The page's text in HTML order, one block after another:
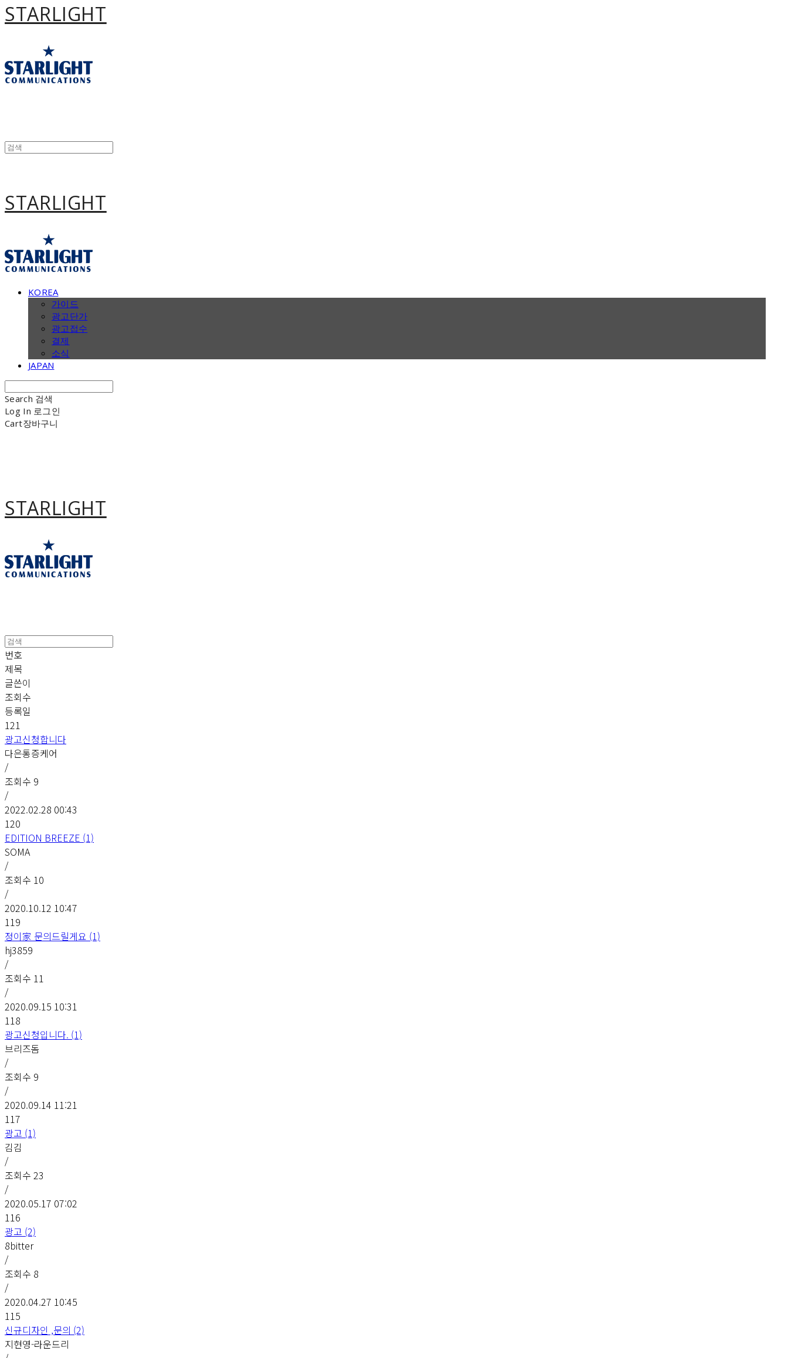
STARLIGHT
STARLIGHT
KOREA
가이드
광고단가
광고접수
결제
소식
JAPAN
Search 검색
Log In 로그인
Cart장바구니
STARLIGHT
번호
제목
글쓴이
조회수
등록일
121
광고신청합니다
다은통증케어
/
조회수 9
/
2022.02.28 00:43
120
EDITION BREEZE (1)
SOMA
/
조회수 10
/
2020.10.12 10:47
119
정이家 문의드릴게요 (1)
hj3859
/
조회수 11
/
2020.09.15 10:31
118
광고신청입니다. (1)
브리즈돔
/
조회수 9
/
2020.09.14 11:21
117
광고 (1)
김김
/
조회수 23
/
2020.05.17 07:02
116
광고 (2)
8bitter
/
조회수 8
/
2020.04.27 10:45
115
신규디자인 ,문의 (2)
지현영-라운드리